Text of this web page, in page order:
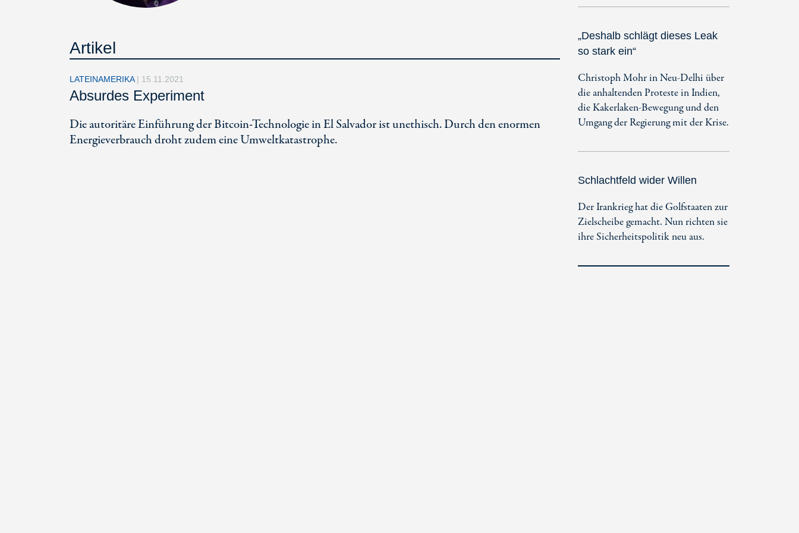
Artikel
LATEINAMERIKA | 15.11.2021
Absurdes Experiment
Die autoritäre Einführung der Bitcoin-Technologie in El Salvador ist unethisch. Durch den enormen
Energieverbrauch droht zudem eine Umweltkatastrophe.
„Deshalb schlägt dieses Leak
so stark ein“
Christoph Mohr in Neu-Delhi über
die anhaltenden Proteste in Indien,
die Kakerlaken-Bewegung und den
Umgang der Regierung mit der Krise.
Schlachtfeld wider Willen
Der Irankrieg hat die Golfstaaten zur
Zielscheibe gemacht. Nun richten sie
ihre Sicherheitspolitik neu aus.